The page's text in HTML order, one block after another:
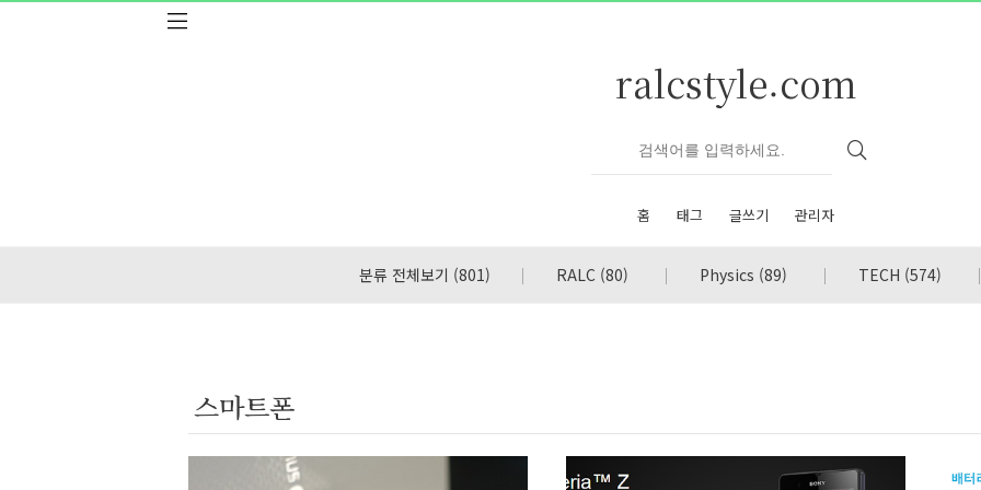
본문 바로가기
ralcstyle.com
홈 태그 글쓰기 관리자
분류 전체보기 (801) RALC (80) Physics (89) TECH (574)
스마트폰